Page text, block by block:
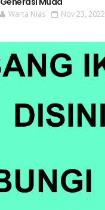
Warta Nias Nov 23, 2022